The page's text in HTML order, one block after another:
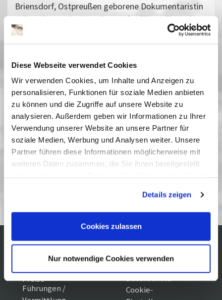
Diese Webseite verwendet Cookies
Wir verwenden Cookies, um Inhalte und Anzeigen zu
personalisieren, Funktionen für soziale Medien anbieten
zu können und die Zugriffe auf unsere Website zu
analysieren. Außerdem geben wir Informationen zu Ihrer
Verwendung unserer Website an unsere Partner für
soziale Medien, Werbung und Analysen weiter. Unsere
Partner führen diese Informationen möglicherweise mit
weiteren Daten zusammen, die Sie ihnen bereitgestellt
Cookies, wenn Sie unsere Webseite weiterhin nutzen.
Details zeigen
Cookies zulassen
Nur notwendige Cookies verwenden
Briensdorf, Ostpreußen geborene Dokumentaristin
präsentieren wir vier selten aufgeführte filmische
Biografien, die sie für das Fernsehen der DDR
kommen am 1. und 4. JuniGret Palucca
undKonrad Wolf(DDR 1977), am 2. JuniDie May
(DDR 1976), der sich der Schauspielerin und Diseuse
Gisela May widmet, und am 5. Juni Paul Dessau
(DDR 1974).
Vergangene Vorstellungen
Kontakt / Anfahrt
Führungen /
Impressum
Datenschutz
Cookie-